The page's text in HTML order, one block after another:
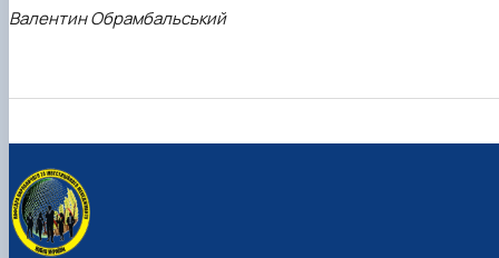
Валентин Обрамбальський